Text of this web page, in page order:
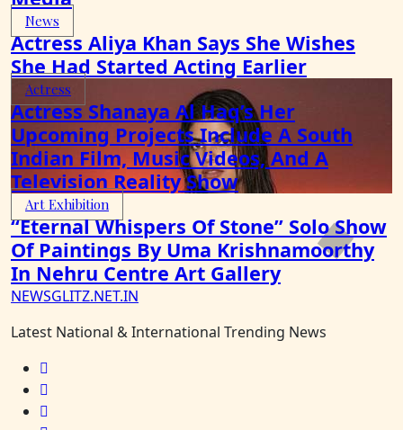
News
Actress Aliya Khan Says She Wishes
She Had Started Acting Earlier
Actress
Actress Shanaya Al Haq’s Her
Upcoming Projects Include A South
Indian Film, Music Videos, And A
Television Reality Show
Art Exhibition
“Eternal Whispers Of Stone” Solo Show
Of Paintings By Uma Krishnamoorthy
In Nehru Centre Art Gallery
NEWSGLITZ.NET.IN
Latest National & International Trending News